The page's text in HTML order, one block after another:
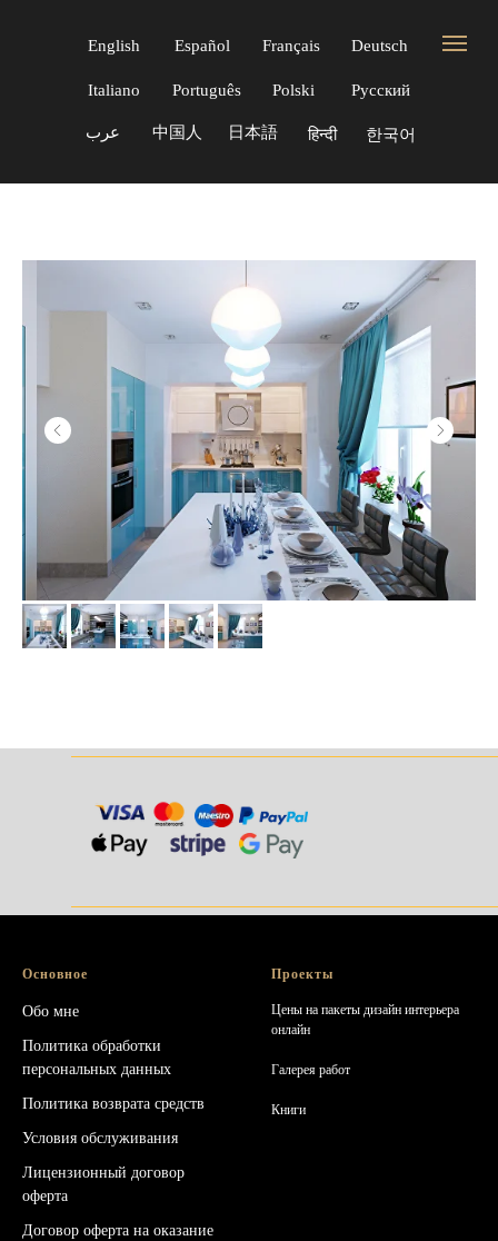
English Español Français Deutsch
Italiano Português Polski Русский
عرب 中国人 日本語 हिन्दी 한국어
Основное
Обо мне
Политика обработки
персональных данных
Политика возврата средств
Условия обслуживания
Лицензионный договор
оферта
Договор оферта на оказание
Проекты
Цены на пакеты дизайн интерьера
онлайн
Галерея работ
Книги